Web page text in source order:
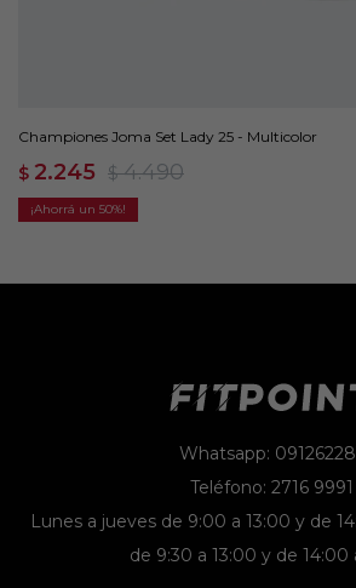
Championes Joma Set Lady 25 - Multicolor
$ 2.245 $ 4.490
50
Whatsapp:
Teléfono: 2716 9991
Lunes a jueves de 9:00 a 13:00 y de
de 9:30 a 13:00 y de 14:00